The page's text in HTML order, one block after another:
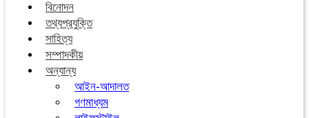
বিনোদন
তথ্যপ্রযুক্তি
সাহিত্য
সম্পাদকীয়
অন্যান্য
আইন-আদালত
গণমাধ্যম